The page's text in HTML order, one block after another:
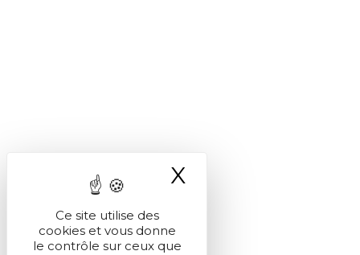
Ce site utilise des
cookies et vous donne
le contrôle sur ceux que
X